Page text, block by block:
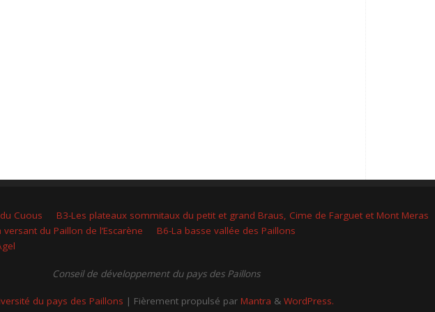
Cuous
B3-Les plateaux sommitaux du petit et grand Braus, Cime de Farguet et Mont Meras
du Paillon de l’Escarène
B6-La basse vallée des Paillons
Conseil de développement du pays des Paillons
du pays des Paillons | Fièrement propulsé par Mantra & WordPress.